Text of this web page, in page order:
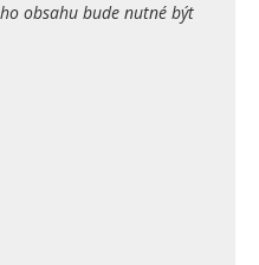
obsahu bude nutné být